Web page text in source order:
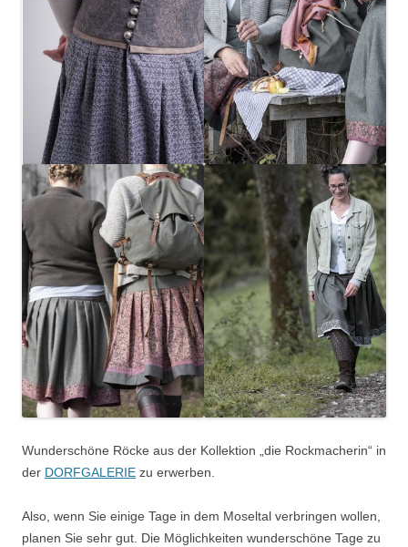
Wunderschöne Röcke aus der Kollektion „die Rockmacherin“ in
der DORFGALERIE zu erwerben.
Also, wenn Sie einige Tage in dem Moseltal verbringen wollen,
planen Sie sehr gut. Die Möglichkeiten wunderschöne Tage zu